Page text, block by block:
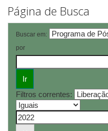
Página de Busca
Buscar em:
por
Filtros correntes: